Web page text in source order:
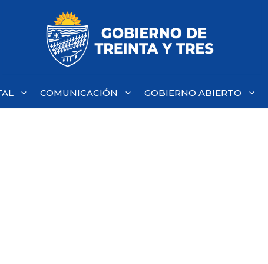
COMUNICACIÓN GOBIERNO ABIERTO